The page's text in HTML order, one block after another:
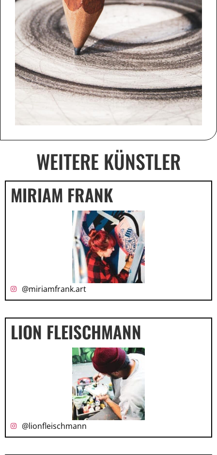
WEITERE KÜNSTLER
MIRIAM FRANK
@miriamfrank.art
LION FLEISCHMANN
@lionfleischmann